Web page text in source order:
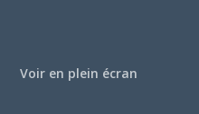
Voir en plein écran